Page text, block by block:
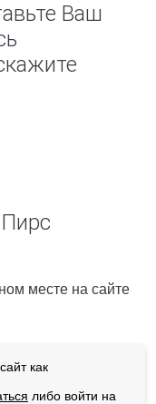
Ваш
месте на сайте
как
либо войти на